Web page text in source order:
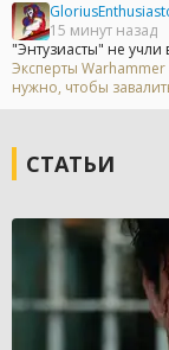
15 минут назад
"Энтузиасты" не учли
Эксперты
нужно, чтобы
СТАТЬИ